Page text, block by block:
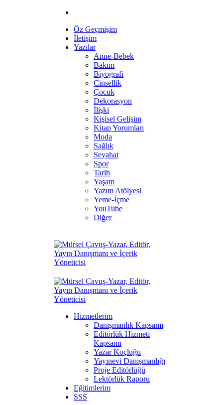
Öz Geçmişim
İletişim
Yazılar
Anne-Bebek
Bakım
Biyografi
Cinsellik
Çocuk
Dekorasyon
İlişki
Kişisel Gelişim
Kitap Yorumları
Moda
Sağlık
Seyahat
Spor
Tarih
Yaşam
Yazım Atölyesi
Yeme-İçme
YouTube
Diğer
Hizmetlerim
Danışmanlık Kapsamı
Editörlük Hizmeti
Kapsamı
Yazar Koçluğu
Yayınevi Danışmanlığı
Proje Editörlüğü
Lektörlük Raporu
Eğitimlerim
SSS